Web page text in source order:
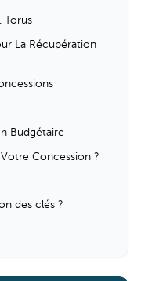
Torus
La Récupération
Budgétaire
Concession ?
des clés ?